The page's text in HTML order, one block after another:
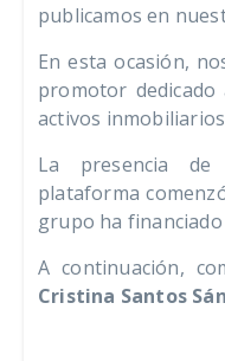
publicamos en
En esta ocasión,
promotor
activos
La presencia
plataforma
grupo ha financiado
A continuación,
Cristina Santos